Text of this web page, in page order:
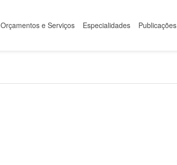
Orçamentos e Serviços Especialidades Publicações